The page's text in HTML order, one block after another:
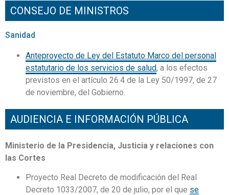
CONSEJO DE MINISTROS
Sanidad
Anteproyecto de Ley del Estatuto Marco del personal
estatutario de los servicios de salud, a los efectos
previstos en el artículo 26.4 de la Ley 50/1997, de 27
de noviembre, del Gobierno.
AUDIENCIA E INFORMACIÓN PÚBLICA
Ministerio de la Presidencia, Justicia y relaciones con
las Cortes
Proyecto Real Decreto de modificación del Real
Decreto 1033/2007, de 20 de julio, por el que se